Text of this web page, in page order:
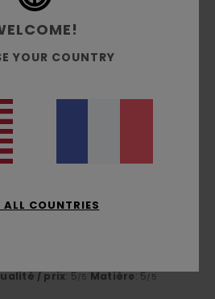
5
/ prix: 5/5 Matière: 5/5
YOUR COUNTRY
ALL COUNTRIES